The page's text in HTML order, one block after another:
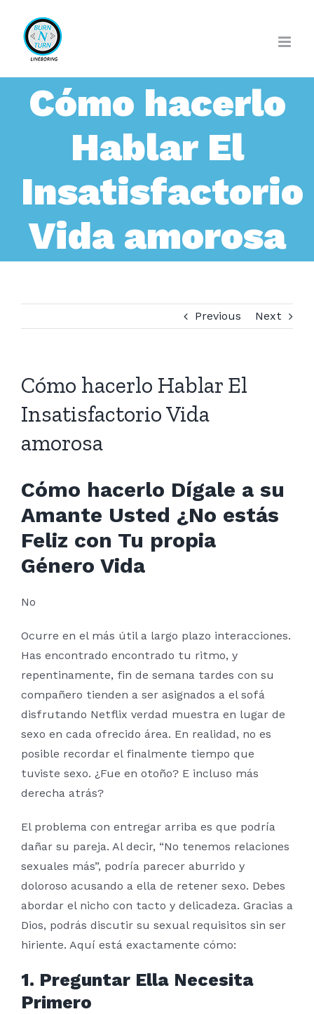
content
Cómo hacerlo
Hablar El
Insatisfactorio
Vida amorosa
Previous Next
Cómo hacerlo Hablar El
Insatisfactorio Vida
amorosa
Cómo hacerlo Dígale a su
Amante Usted ¿No estás
Feliz con Tu propia
Género Vida
No
Ocurre en el más útil a largo plazo interacciones.
Has encontrado encontrado tu ritmo, y
repentinamente, fin de semana tardes con su
compañero tienden a ser asignados a el sofá
disfrutando Netflix verdad muestra en lugar de
sexo en cada ofrecido área. En realidad, no es
posible recordar el finalmente tiempo que
tuviste sexo. ¿Fue en otoño? E incluso más
derecha atrás?
El problema con entregar arriba es que podría
dañar su pareja. Al decir, “No tenemos relaciones
sexuales más”, podría parecer aburrido y
doloroso acusando a ella de retener sexo. Debes
abordar el nicho con tacto y delicadeza. Gracias a
Dios, podrás discutir su sexual requisitos sin ser
hiriente. Aquí está exactamente cómo:
1. Preguntar Ella Necesita
Primero